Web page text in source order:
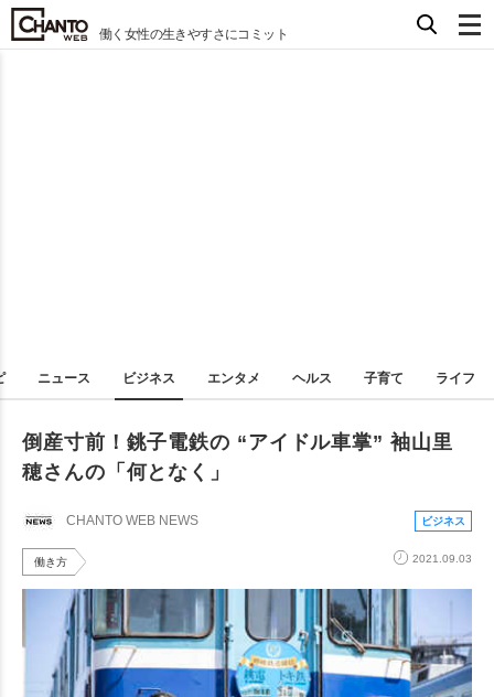
働く女性の生きやすさにコミット
ニュース ビジネス エンタメ ヘルス 子育て ライフ
倒産寸前！銚子電鉄の “アイドル車掌” 袖山里
穂さんの「何となく」
CHANTO WEB NEWS ビジネス
働き方 2021.09.03